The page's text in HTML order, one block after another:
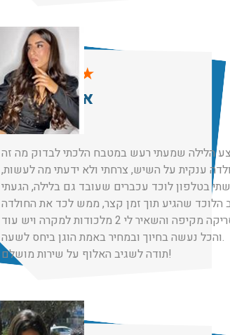
★★★★ ★
אורטל קימחי
14/11/2024
הלילה שמעתי רעש במטבח הלכתי לבדוק מה זה
ענקית על השיש, צרחתי ולא ידעתי מה לעשות,
בטלפון לוכד עכברים שעובד גם בלילה, הגעתי
הלוכד שהגיע תוך זמן קצר, ממש לכד את החולדה
ועשה סריקה מקיפה והשאיר לי 2 מלכודות למקרה ויש עוד
והכל נעשה בחיוך ובמחיר באמת הוגן ביחס לשעה.
תודה לשגיב האלוף על שירות מושלם!